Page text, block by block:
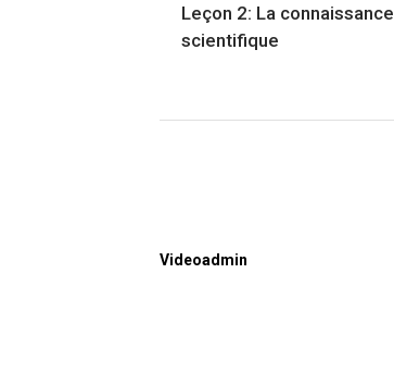
Leçon 2: La connaissance
scientifique
Videoadmin